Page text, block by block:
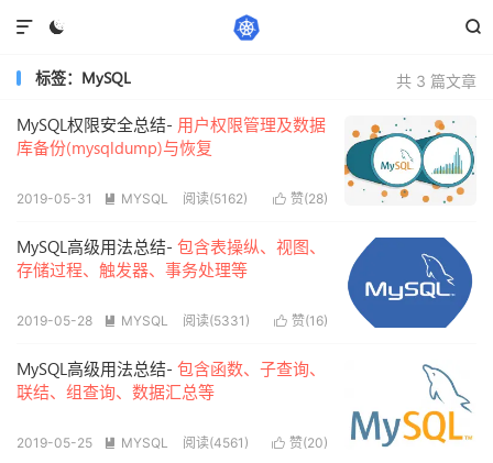



共 3 篇文章
标签：MySQL
MySQL权限安全总结- 用户权限管理及数据
库备份(mysqldump)与恢复
 赞(28)
2019-05-31  MYSQL 阅读(5162)
MySQL高级用法总结- 包含表操纵、视图、
存储过程、触发器、事务处理等
 赞(16)
2019-05-28  MYSQL 阅读(5331)
MySQL高级用法总结- 包含函数、子查询、
联结、组查询、数据汇总等
 赞(20)
2019-05-25  MYSQL 阅读(4561)